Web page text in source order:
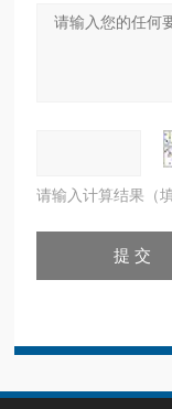
请输入计算结果（